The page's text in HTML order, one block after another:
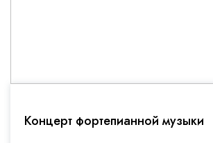
Концерт фортепианной музыки